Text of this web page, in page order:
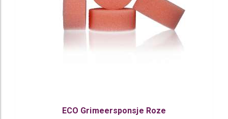
ECO Grimeersponsje Roze